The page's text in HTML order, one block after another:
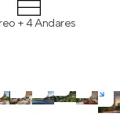
+ 4 Andares